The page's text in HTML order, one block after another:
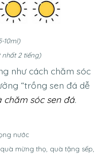
10ml)
2 tiếng)
như cách chăm sóc
“trồng sen đá dễ
chăm sóc sen đá.
nước
mừng thọ, quà tặng sếp,